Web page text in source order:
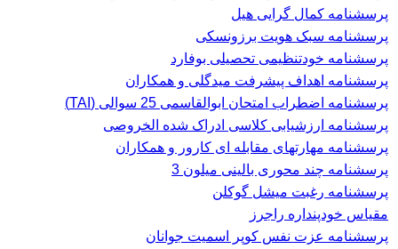
پرسشنامه کمال گرایی هیل
پرسشنامه سبک هویت برزونسکی
پرسشنامه خودتنظیمی تحصیلی بوفارد
پرسشنامه اهداف پیشرفت میدگلی و همکاران
پرسشنامه اضطراب امتحان ابوالقاسمی 25 سوالی (TAI)
پرسشنامه ارزشیابی کلاسی ادراک شده الخروصی
پرسشنامه مهارتهای مقابله ای کارور و همکاران
پرسشنامه چند محوری بالینی میلون 3
پرسشنامه رغبت ميشل گوكلن
مقیاس خودپنداره راجرز
پرسشنامه عزت نفس كوپر اسميت جوانان